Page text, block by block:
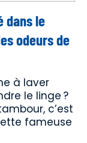
dans le
odeurs de
à laver
le linge ?
c’est
fameuse